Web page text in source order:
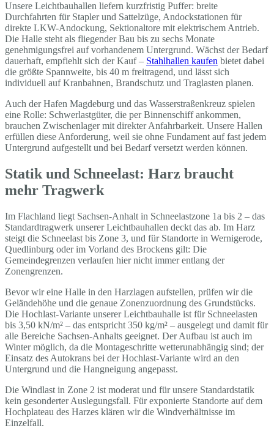
Unsere Leichtbauhallen liefern kurzfristig Puffer: breite
Durchfahrten für Stapler und Sattelzüge, Andockstationen für
direkte LKW-Andockung, Sektionaltore mit elektrischem Antrieb.
Die Halle steht als fliegender Bau bis zu sechs Monate
genehmigungsfrei auf vorhandenem Untergrund. Wächst der Bedarf
dauerhaft, empfiehlt sich der Kauf – Stahlhallen kaufen bietet dabei
die größte Spannweite, bis 40 m freitragend, und lässt sich
individuell auf Kranbahnen, Brandschutz und Traglasten planen.
Auch der Hafen Magdeburg und das Wasserstraßenkreuz spielen
eine Rolle: Schwerlastgüter, die per Binnenschiff ankommen,
brauchen Zwischenlager mit direkter Anfahrbarkeit. Unsere Hallen
erfüllen diese Anforderung, weil sie ohne Fundament auf fast jedem
Untergrund aufgestellt und bei Bedarf versetzt werden können.
Statik und Schneelast: Harz braucht
mehr Tragwerk
Im Flachland liegt Sachsen-Anhalt in Schneelastzone 1a bis 2 – das
Standardtragwerk unserer Leichtbauhallen deckt das ab. Im Harz
steigt die Schneelast bis Zone 3, und für Standorte in Wernigerode,
Quedlinburg oder im Vorland des Brockens gilt: Die
Gemeindegrenzen verlaufen hier nicht immer entlang der
Zonengrenzen.
Bevor wir eine Halle in den Harzlagen aufstellen, prüfen wir die
Geländehöhe und die genaue Zonenzuordnung des Grundstücks.
Die Hochlast-Variante unserer Leichtbauhalle ist für Schneelasten
bis 3,50 kN/m² – das entspricht 350 kg/m² – ausgelegt und damit für
alle Bereiche Sachsen-Anhalts geeignet. Der Aufbau ist auch im
Winter möglich, da die Montageschritte wetterunabhängig sind; der
Einsatz des Autokrans bei der Hochlast-Variante wird an den
Untergrund und die Hangneigung angepasst.
Die Windlast in Zone 2 ist moderat und für unsere Standardstatik
kein gesonderter Auslegungsfall. Für exponierte Standorte auf dem
Hochplateau des Harzes klären wir die Windverhältnisse im
Einzelfall.